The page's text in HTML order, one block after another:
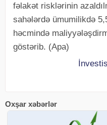
fəlakət risklərinin
sahələrdə ümumilikdə
həcmində
göstərib. (Apa)
Oxşar xəbərlər